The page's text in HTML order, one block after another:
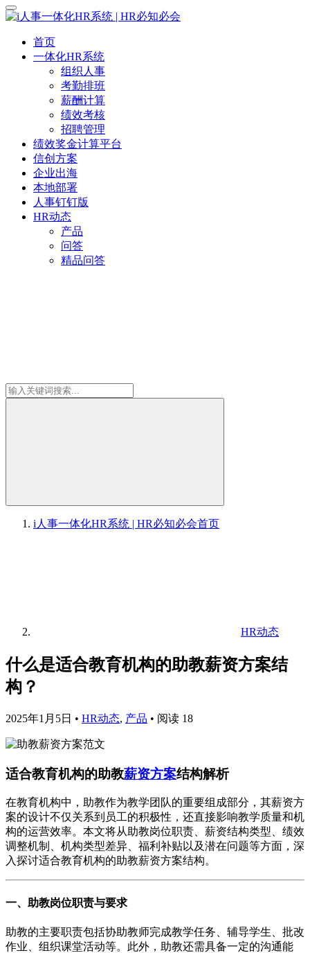
首页
一体化HR系统
组织人事
考勤排班
薪酬计算
绩效考核
招聘管理
绩效奖金计算平台
信创方案
企业出海
本地部署
人事钉钉版
HR动态
产品
问答
精品问答
i人事一体化HR系统 | HR必知必会首页
HR动态
什么是适合教育机构的助教薪资方案结
构？
2025年1月5日 • HR动态, 产品 • 阅读 18
适合教育机构的助教薪资方案结构解析
在教育机构中，助教作为教学团队的重要组成部分，其薪资方
案的设计不仅关系到员工的积极性，还直接影响教学质量和机
构的运营效率。本文将从助教岗位职责、薪资结构类型、绩效
调整机制、机构类型差异、福利补贴以及潜在问题等方面，深
入探讨适合教育机构的助教薪资方案结构。
一、助教岗位职责与要求
助教的主要职责包括协助教师完成教学任务、辅导学生、批改
作业、组织课堂活动等。此外，助教还需具备一定的沟通能